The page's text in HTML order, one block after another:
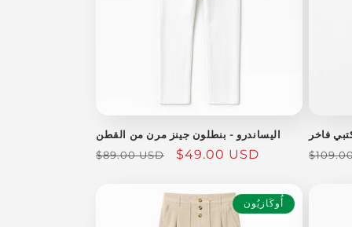
اليساندرو - بنطلون جينز مرن من القطن
السعر
$89.00 USD
سعر
$49.00 USD
فاخر
السعر
أُوكَازيُون